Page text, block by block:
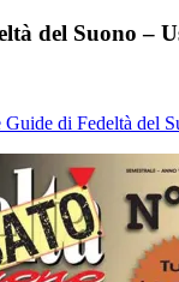
del Suono –
Guide di Fedeltà del